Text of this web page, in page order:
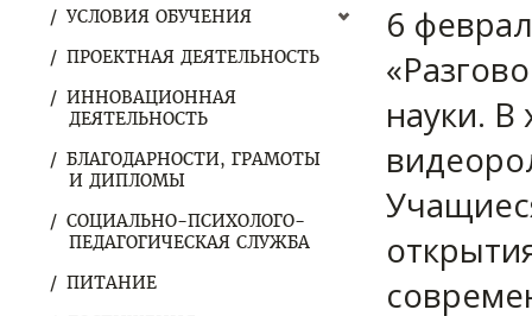
УСЛОВИЯ ОБУЧЕНИЯ
ПРОЕКТНАЯ ДЕЯТЕЛЬНОСТЬ
ИННОВАЦИОННАЯ
ДЕЯТЕЛЬНОСТЬ
БЛАГОДАРНОСТИ, ГРАМОТЫ
И ДИПЛОМЫ
СОЦИАЛЬНО-ПСИХОЛОГО-
ПЕДАГОГИЧЕСКАЯ СЛУЖБА
ПИТАНИЕ
6
науки.